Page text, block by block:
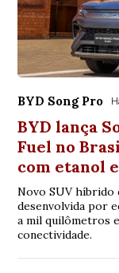
BYD Song Pro
BYD lança
Fuel no
com etanol
Novo SUV híbrido
desenvolvida por
a mil quilômetros
conectividade.